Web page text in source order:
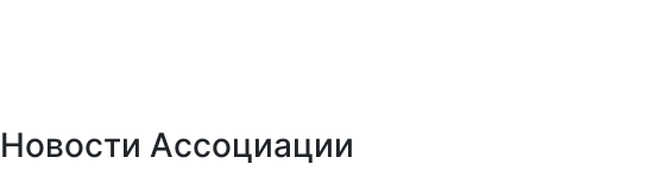
Новости Ассоциации